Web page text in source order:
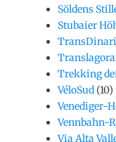
Söldens
Stubaier
Trekking
VéloSud (10)
Venediger-
Vennbahn-
Via Alta